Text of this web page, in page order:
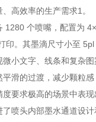
、高效率的生产需求1 。
1280 个喷嘴，配置为
印。其墨滴尺寸小至
小文字、线条和复杂
平滑的过渡，减少颗粒
度要求极高的场景中表现
了喷头内部墨水通道设